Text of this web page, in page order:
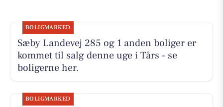
BOLIGMARKED
Sæby Landevej 285 og 1 anden boliger er
kommet til salg denne uge i Tårs - se
boligerne her.
BOLIGMARKED